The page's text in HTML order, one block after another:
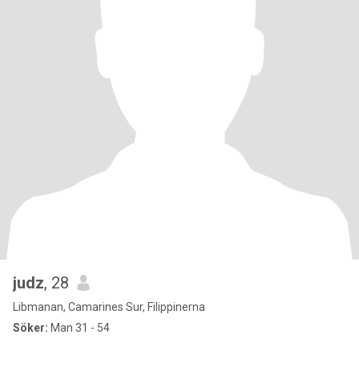
judz, 28
Libmanan, Camarines Sur, Filippinerna
Söker: Man 31 - 54